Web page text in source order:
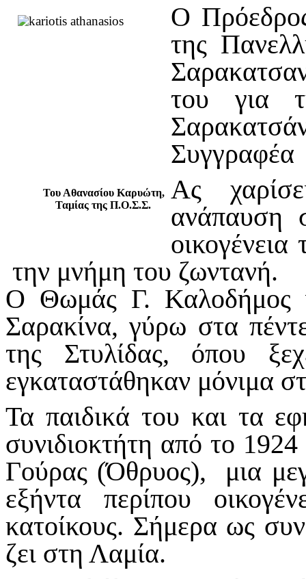
Του Αθανασίου Καρυώτη,
Ταμίας της Π.Ο.Σ.Σ.
Ο
της
του για
Ας
ανάπαυση
την μνήμη του ζωντανή.
Ο Θωμάς Γ. Καλοδήμος
Σαρακίνα, γύρω στα
της Στυλίδας, όπου
εγκαταστάθηκαν μόνιμα
Τα παιδικά του και τα
συνιδιο­κτήτη από το
Γούρας (Όθρυος), μια
εξήντα περίπου
κατοίκους. Σήμερα ως
ζει στη Λαμία.